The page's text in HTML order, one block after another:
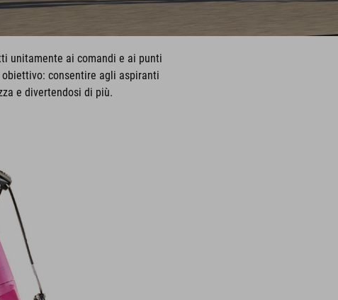
unitamente ai comandi e ai punti
consentire agli aspiranti
e divertendosi di più.